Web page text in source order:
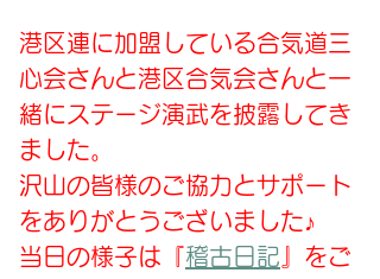
港区連に加盟している合気道三
心会さんと港区合気会さんと一
緒にステージ演武を披露してき
ました。
沢山の皆様のご協力とサポート
をありがとうございました♪
当日の様子は『 稽古日記 』をご